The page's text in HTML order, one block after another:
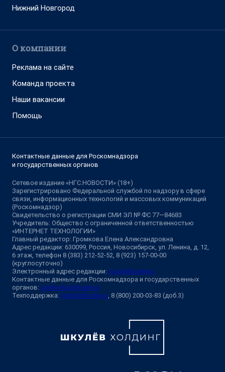
Нижний Новгород
О компании
Реклама на сайте
Команда проекта
Наши вакансии
Помощь
Контактные данные для Роскомнадзора
и государственных органов
Сетевое издание «НГС.НОВОСТИ» (18+)
Зарегистрировано Федеральной службой по надзору в сфере
связи, информационных технологий и массовых коммуникаций
(Роскомнадзор)
Свидетельство о регистрации СМИ ЭЛ № ФС 77—84683
Учредитель: Общество с ограниченной ответственностью
«ИНТЕРНЕТ ТЕХНОЛОГИИ»
Главный редактор: Громкова Елена Александровна
Адрес редакции: 630099, Россия, Новосибирск, ул. Ленина, д. 12,
6 этаж, телефон 8 (383) 212-52-52, 8 (923) 157-00-00
(круглосуточно)
Электронный адрес редакции: ngs@shkulev.ru
Контактные данные для Роскомнадзора и государственных
органов: juristnsk@shkulev.ru
Техподдержка: help@shkulev.ru, 8 (800) 200-03-83 (доб.3)